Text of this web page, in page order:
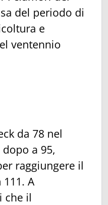
del periodo di
e
ventennio
da 78 nel
dopo a 95,
raggiungere il
A
che il